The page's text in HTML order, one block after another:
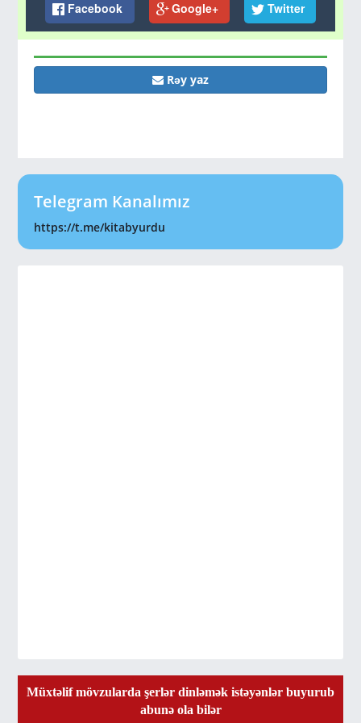
Facebook Google+ Twitter
Rəy yaz
Telegram Kanalımız
https://t.me/kitabyurdu
Müxtəlif mövzularda şerlər dinləmək istəyənlər buyurub
abunə ola bilər